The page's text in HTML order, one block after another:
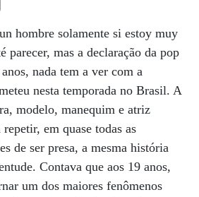
hombre solamente si estoy muy
parecer, mas a declaração da pop
nada tem a ver com a
nesta temporada no Brasil. A
modelo, manequim e atriz
em quase todas as
de ser presa, a mesma história
Contava que aos 19 anos,
um dos maiores fenômenos